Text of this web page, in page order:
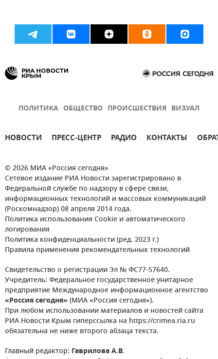
ПОЛИТИКА ОБЩЕСТВО ПРОИСШЕСТВИЯ ВИЗУАЛ
НОВОСТИ ПРЕСС-ЦЕНТР РАДИО КОНТАКТЫ
© 2026 МИА «Россия сегодня»
Сетевое издание РИА Новости зарегистрировано в
Федеральной службе по надзору в сфере связи,
информационных технологий и массовых коммуникаций
(Роскомнадзор) 08 апреля 2014 года.
Политика использования Cookie и автоматического
логирования
Политика конфиденциальности (ред. 2023 г.)
Правила применения рекомендательных технологий
Свидетельство о регистрации Эл № ФС77-57640.
Учредитель: Федеральное государственное унитарное
предприятие Международное информационное агентство
«Россия сегодня» (МИА «Россия сегодня»).
При любом использовании материалов и новостей сайта
РИА Новости Крым гиперссылка на https://crimea.ria.ru
обязательна не ниже второго абзаца текста.
Главный редактор: Гаврилова А.В.